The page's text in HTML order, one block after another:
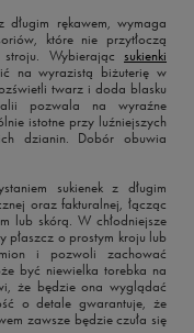
rękawem, wymaga
które nie przytłoczą
Wybierając sukienki
na wyrazistą biżuterię w
twarz i doda blasku
pozwala na wyraźne
istotne przy luźniejszych
dzianin. Dobór obuwia
sukienek z długim
oraz fakturalnej, łącząc
lub skórą. W chłodniejsze
płaszcz o prostym kroju lub
i pozwoli zachować
być niewielka torebka na
że będzie ona wyglądać
o detale gwarantuje, że
zawsze będzie czuła się